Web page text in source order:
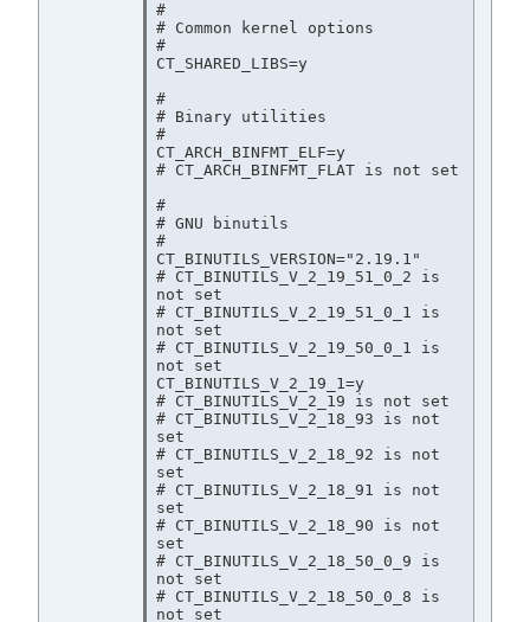
#
# Common kernel options
#
CT_SHARED_LIBS=y
#
# Binary utilities
#
CT_ARCH_BINFMT_ELF=y
# CT_ARCH_BINFMT_FLAT is not set
#
# GNU binutils
#
CT_BINUTILS_VERSION="2.19.1"
# CT_BINUTILS_V_2_19_51_0_2 is
not set
# CT_BINUTILS_V_2_19_51_0_1 is
not set
# CT_BINUTILS_V_2_19_50_0_1 is
not set
CT_BINUTILS_V_2_19_1=y
# CT_BINUTILS_V_2_19 is not set
# CT_BINUTILS_V_2_18_93 is not
set
# CT_BINUTILS_V_2_18_92 is not
set
# CT_BINUTILS_V_2_18_91 is not
set
# CT_BINUTILS_V_2_18_90 is not
set
# CT_BINUTILS_V_2_18_50_0_9 is
not set
# CT_BINUTILS_V_2_18_50_0_8 is
not set